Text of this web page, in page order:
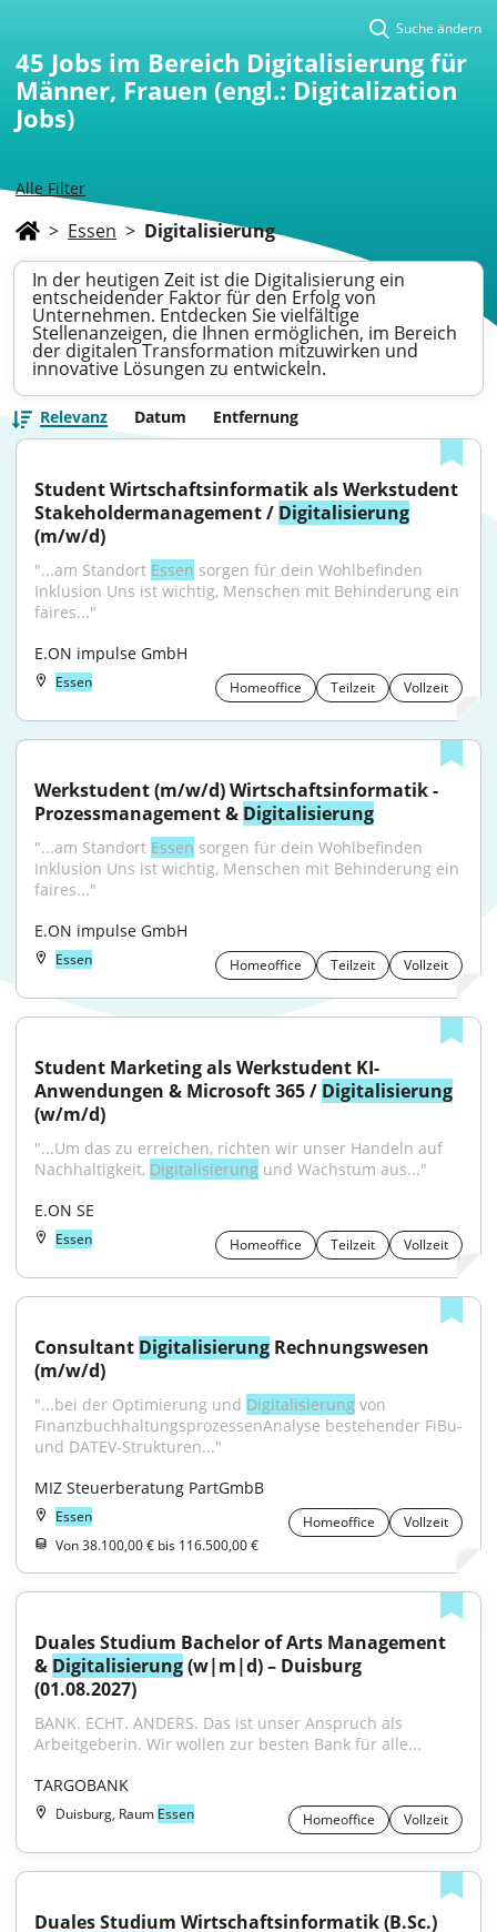
Alle Filter
Suche ändern
45 Jobs im Bereich Digitalisierung für
Männer, Frauen (engl.: Digitalization
Jobs)
> Essen > Digitalisierung
In der heutigen Zeit ist die Digitalisierung ein
entscheidender Faktor für den Erfolg von
Unternehmen. Entdecken Sie vielfältige
Stellenanzeigen, die Ihnen ermöglichen, im Bereich
der digitalen Transformation mitzuwirken und
innovative Lösungen zu entwickeln.
Relevanz Datum Entfernung
Student Wirtschaftsinformatik als Werkstudent
Stakeholdermanagement / Digitalisierung
(m/w/d)
"...am Standort Essen sorgen für dein Wohlbefinden
Inklusion Uns ist wichtig, Menschen mit Behinderung ein
faires..."
E.ON impulse GmbH
Essen Homeoffice Teilzeit Vollzeit
Werkstudent (m/w/d) Wirtschaftsinformatik -
Prozessmanagement & Digitalisierung
"...am Standort Essen sorgen für dein Wohlbefinden
Inklusion Uns ist wichtig, Menschen mit Behinderung ein
faires..."
E.ON impulse GmbH
Essen Homeoffice Teilzeit Vollzeit
Student Marketing als Werkstudent KI-
Anwendungen & Microsoft 365 / Digitalisierung
(w/m/d)
"...Um das zu erreichen, richten wir unser Handeln auf
Nachhaltigkeit, Digitalisierung und Wachstum aus..."
E.ON SE
Essen Homeoffice Teilzeit Vollzeit
Consultant Digitalisierung Rechnungswesen
(m/w/d)
"...bei der Optimierung und Digitalisierung von
FinanzbuchhaltungsprozessenAnalyse bestehender FiBu-
und DATEV-Strukturen..."
MIZ Steuerberatung PartGmbB
Essen Homeoffice
Vollzeit
Von 38.100,00 € bis 116.500,00 €
Duales Studium Bachelor of Arts Management
& Digitalisierung (w|m|d) – Duisburg
(01.08.2027)
BANK. ECHT. ANDERS. Das ist unser Anspruch als
Arbeitgeberin. Wir wollen zur besten Bank für alle...
TARGOBANK
Duisburg, Raum Essen Homeoffice Vollzeit